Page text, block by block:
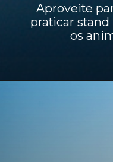
Aproveite
praticar
os